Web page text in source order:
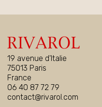
19 avenue d'Italie
75013 Paris
France
06 40 87 72 79
contact@rivarol.com